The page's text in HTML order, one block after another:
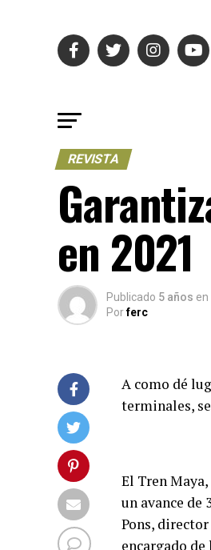
REVISTA
en 2021
Publicado 5 años en
Porferc
A como dé
terminales,
El Tren
un avance de
Pons,
encargado